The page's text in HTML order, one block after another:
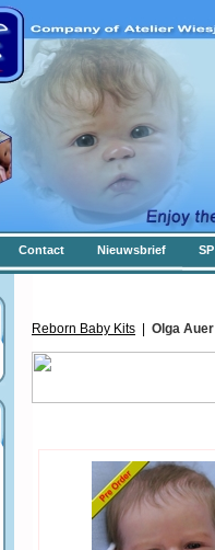
Contact Nieuwsbrief
Reborn Baby Kits Olga Auer